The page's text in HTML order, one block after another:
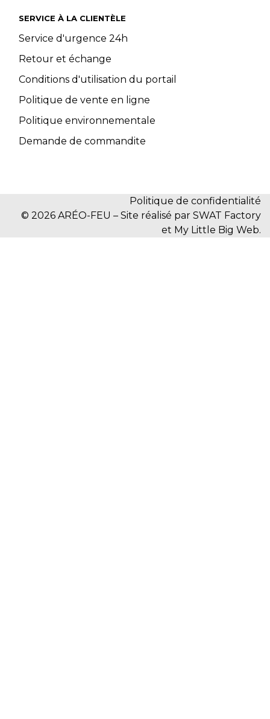
SERVICE À LA CLIENTÈLE
Service d'urgence 24h
Retour et échange
Conditions d'utilisation du portail
Politique de vente en ligne
Politique environnementale
Demande de commandite
Politique de confidentialité
© 2026 ARÉO-FEU – Site réalisé par SWAT Factory
et My Little Big Web.